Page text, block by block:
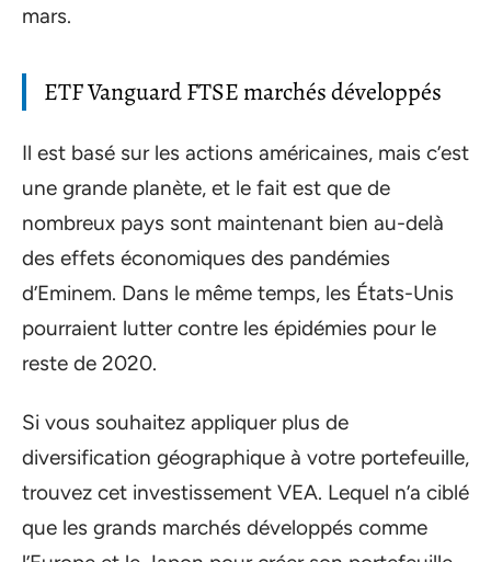
mars.
ETF Vanguard FTSE marchés développés
Il est basé sur les actions américaines, mais c’est
une grande planète, et le fait est que de
nombreux pays sont maintenant bien au-delà
des effets économiques des pandémies
d’Eminem. Dans le même temps, les États-Unis
pourraient lutter contre les épidémies pour le
reste de 2020.
Si vous souhaitez appliquer plus de
diversification géographique à votre portefeuille,
trouvez cet investissement VEA. Lequel n’a ciblé
que les grands marchés développés comme